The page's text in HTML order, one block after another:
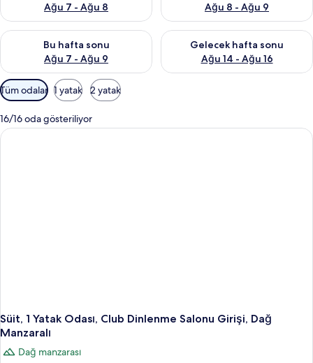
Ağu 7 - Ağu 8
Ağu 8 - Ağu 9
Bu hafta sonu
Ağu 7 - Ağu 9
Bu hafta sonu için müsaitliği kontrol et Ağu 7 - Ağu 9
Gelecek hafta sonu
Ağu 14 - Ağu 16
Önümüzdeki hafta sonu için
Odalar
için
mevcut
filtreler
Tüm odalar 1 yatak 2 yatak
16/16 oda gösteriliyor
Süit, 1 Yatak Odası, Club Dinlenme Salonu Girişi, Dağ
Manzaralı
Dağ manzarası